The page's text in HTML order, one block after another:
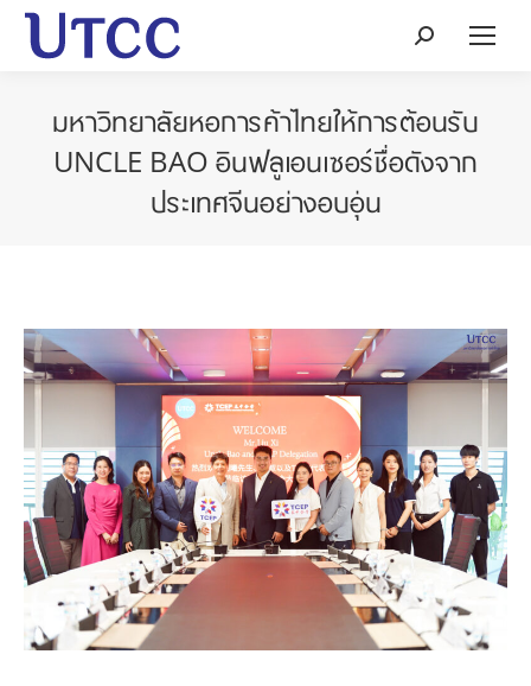
Search:
มหาวิทยาลัยหอการค้าไทยให้การต้อนรับ
UNCLE BAO อินฟลูเอนเซอร์ชื่อดังจาก
ประเทศจีนอย่างอบอุ่น